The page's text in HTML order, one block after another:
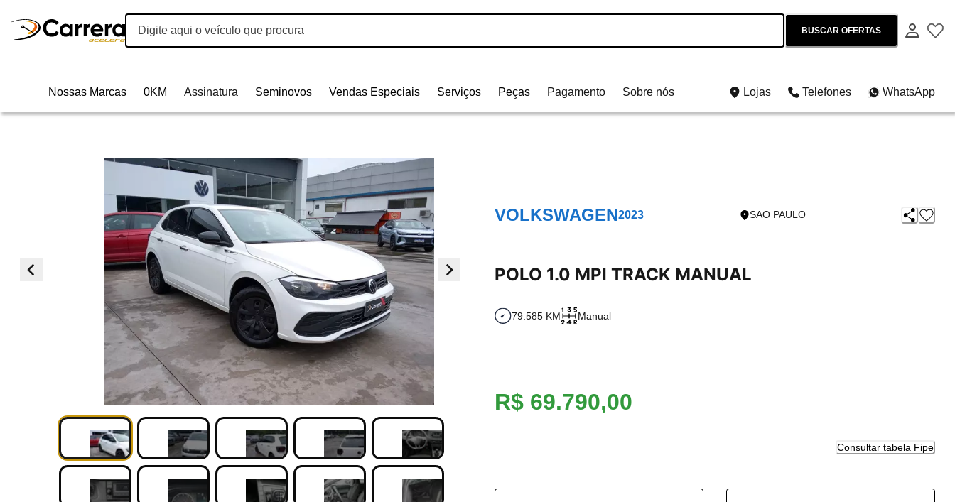
BUSCAR OFERTAS
Nossas Marcas 0KM Assinatura Seminovos Vendas Especiais Serviços Peças Pagamento Sobre nós Lojas Telefones WhatsApp
VOLKSWAGEN2023 SAO PAULO
POLO 1.0 MPI TRACK MANUAL
79.585 KM Manual
R$ 69.790,00
Consultar tabela Fipe